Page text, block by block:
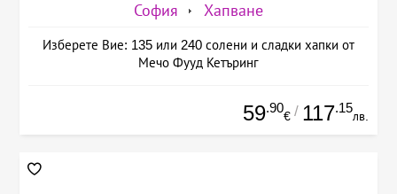
София Хапване
Изберете Вие: 135 или 240 солени и сладки хапки от
Мечо Фууд Кетъринг
59.90
€ / 117.15
лв.